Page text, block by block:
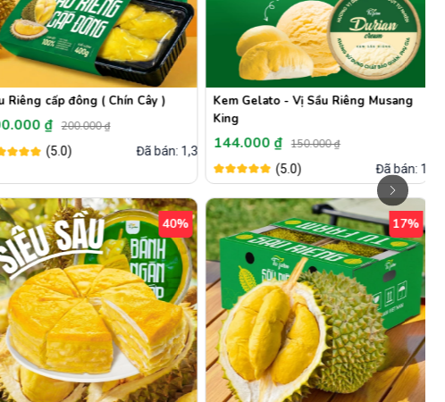
Riêng cấp đông ( Chín Cây )
₫ 200.000 ₫
(5.0)
Đã bán: 1,3k
40%
Kem Gelato - Vị Sầu Riêng Musang
King
144.000 ₫ 150.000 ₫
(5.0)
Đã bán: 11
17%